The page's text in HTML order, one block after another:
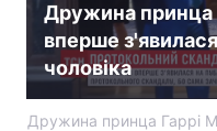
Дружина принца
вперше
чоловіка
Дружина принца Гаррі